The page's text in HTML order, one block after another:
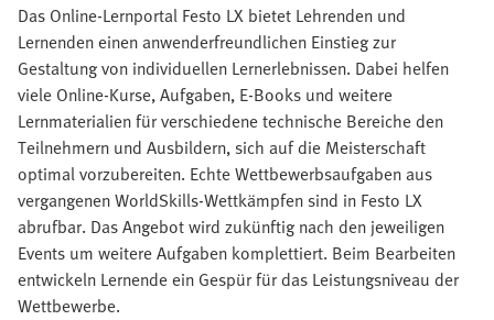
Das Online-Lernportal Festo LX bietet Lehrenden und
Lernenden einen anwenderfreundlichen Einstieg zur
Gestaltung von individuellen Lernerlebnissen. Dabei helfen
viele Online-Kurse, Aufgaben, E-Books und weitere
Lernmaterialien für verschiedene technische Bereiche den
Teilnehmern und Ausbildern, sich auf die Meisterschaft
optimal vorzubereiten. Echte Wettbewerbsaufgaben aus
vergangenen WorldSkills-Wettkämpfen sind in Festo LX
abrufbar. Das Angebot wird zukünftig nach den jeweiligen
Events um weitere Aufgaben komplettiert. Beim Bearbeiten
entwickeln Lernende ein Gespür für das Leistungsniveau der
Wettbewerbe.